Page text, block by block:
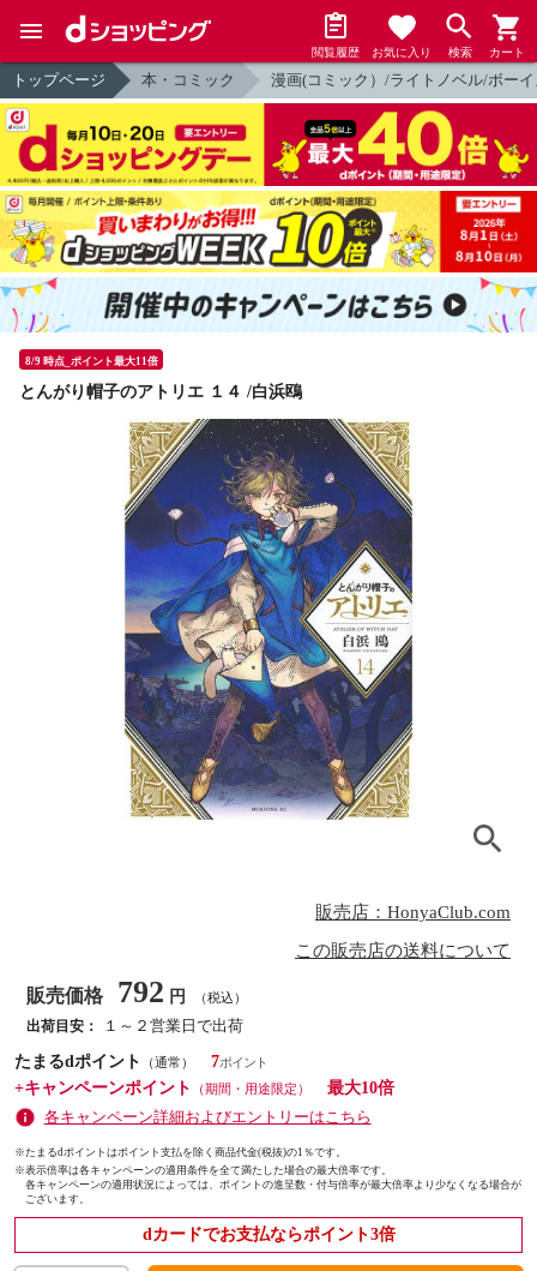
閲覧履歴 お気に入り 検索 カート
トップページ 本・コミック 漫画(コミック）/ライトノベル/ボー
8/9 時点_ポイント最大11倍
とんがり帽子のアトリエ １４ /白浜鴎
販売店：HonyaClub.com
この販売店の送料について
販売価格 792 円 （税込）
出荷目安：
１～２営業日で出荷
たまるdポイント
（通常）
7
+キャンペーンポイント
（期間・用途限定）
最大10倍
各キャンペーン詳細およびエントリーはこちら
※たまるdポイントはポイント支払を除く商品代金(税抜)の1％です。
※表示倍率は各キャンペーンの適用条件を全て満たした場合の最大倍率です。
各キャンペーンの適用状況によっては、ポイントの進呈数・付与倍率が最大倍率より少なくなる場合が
ございます。
dカードでお支払ならポイント3倍